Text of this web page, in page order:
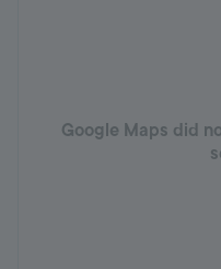
Google Maps did